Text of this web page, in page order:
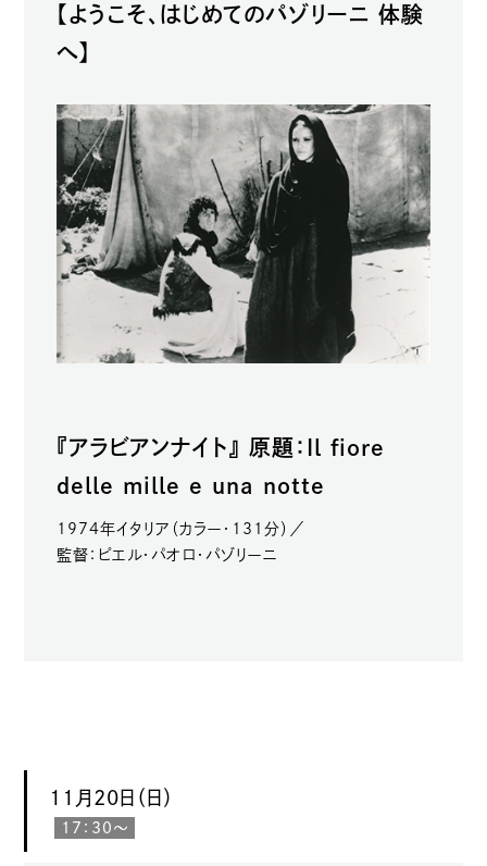
【ようこそ、はじめてのパゾリーニ 体験
へ】
『アラビアンナイト』 原題：Il fiore
delle mille e una notte
1974年イタリア（カラー・131分）／
監督：ピエル・パオロ・パゾリーニ
11月20日（日）
17：30〜